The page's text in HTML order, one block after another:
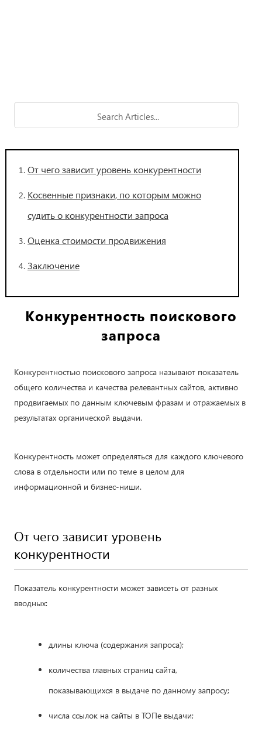
От чего зависит уровень конкурентности
Косвенные признаки, по которым можно
судить о конкурентности запроса
Оценка стоимости продвижения
Заключение
Конкурентность поискового
запроса
Конкурентностью поискового запроса называют показатель
общего количества и качества релевантных сайтов, активно
продвигаемых по данным ключевым фразам и отражаемых в
результатах органической выдачи.
Конкурентность может определяться для каждого ключевого
слова в отдельности или по теме в целом для
информационной и бизнес-ниши.
От чего зависит уровень
конкурентности
Показатель конкурентности может зависеть от разных
вводных:
длины ключа (содержания запроса);
количества главных страниц сайта,
показывающихся в выдаче по данному запросу;
числа ссылок на сайты в ТОПе выдачи;